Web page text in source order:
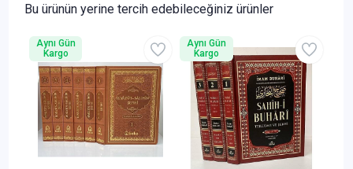
Bu ürünün yerine tercih edebileceğiniz ürünler
Aynı Gün
Kargo
Aynı Gün
Kargo